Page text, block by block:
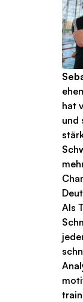
hat
und
Als